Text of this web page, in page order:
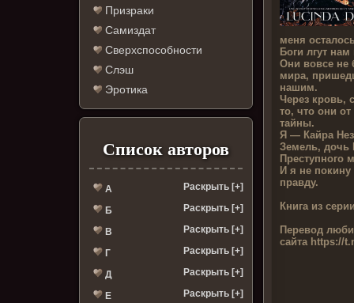
Призраки
Самиздат
Сверхспособности
Слэш
Эротика
Список авторов
А Раскрыть [+]
Б Раскрыть [+]
В Раскрыть [+]
Г Раскрыть [+]
Д Раскрыть [+]
Е Раскрыть [+]
меня
Боги лгут
Они вовсе не
мира,
нашим.
Через кровь,
то, что они
тайны.
Я — Кайра
Земель, дочь
Преступного
И я не покину
правду.
Книга из
Перевод
сайта https://